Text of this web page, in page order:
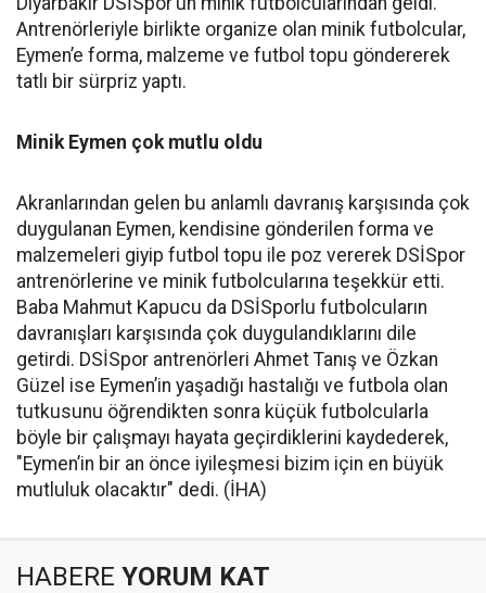
Antrenörleriyle birlikte organize olan minik futbolcular,
Eymen’e forma, malzeme ve futbol topu göndererek
tatlı bir sürpriz yaptı.
Minik Eymen çok mutlu oldu
Akranlarından gelen bu anlamlı davranış karşısında çok
duygulanan Eymen, kendisine gönderilen forma ve
malzemeleri giyip futbol topu ile poz vererek DSİSpor
antrenörlerine ve minik futbolcularına teşekkür etti.
Baba Mahmut Kapucu da DSİSporlu futbolcuların
davranışları karşısında çok duygulandıklarını dile
getirdi. DSİSpor antrenörleri Ahmet Tanış ve Özkan
Güzel ise Eymen’in yaşadığı hastalığı ve futbola olan
tutkusunu öğrendikten sonra küçük futbolcularla
böyle bir çalışmayı hayata geçirdiklerini kaydederek,
"Eymen’in bir an önce iyileşmesi bizim için en büyük
mutluluk olacaktır" dedi. (İHA)
HABERE YORUM KAT